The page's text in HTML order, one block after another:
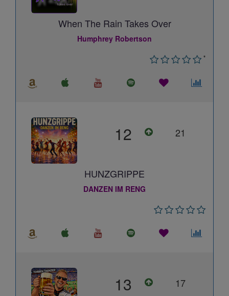
When The Rain Takes Over
Humphrey Robertson
*
12 21
HUNZGRIPPE
DANZEN IM RENG
13 17